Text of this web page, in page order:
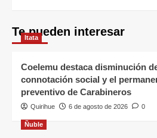
Te pueden interesar
Itata
Coelemu destaca disminución
connotación social y el
preventivo de Carabineros
Quirihue 6 de agosto de 2026 0
Ñuble